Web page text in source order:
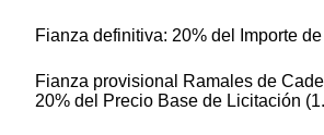
Fianza definitiva: 20% del Importe
Fianza provisional Ramales de
20% del Precio Base de Licitación